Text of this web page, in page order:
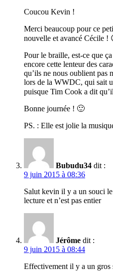
Coucou Kevin !
Merci beaucoup pour ce
nouvelle et avancé Cécile !
Pour le braille, est-ce que
encore cette lenteur des
qu’ils ne nous oublient pas
lors de la WWDC, qui sait
puisque Tim Cook a dit
Bonne journée ! 🙂
PS. : Elle est jolie la
Bubudu34 dit :
9 juin 2015 à 08:36
Salut kevin il y a un souci
lecture et n’est pas entier
Jérôme dit :
9 juin 2015 à 08:44
Effectivement il y a un